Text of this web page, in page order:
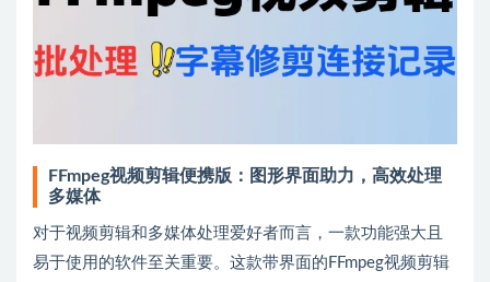
FFmpeg视频剪辑便携版：图形界面助力，高效处理
多媒体
对于视频剪辑和多媒体处理爱好者而言，一款功能强大且
易于使用的软件至关重要。这款带界面的FFmpeg视频剪辑